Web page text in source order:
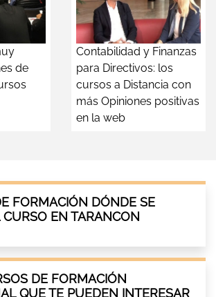
de
Contabilidad y Finanzas
para Directivos: los
cursos a Distancia con
más Opiniones positivas
en la web
FORMACIÓN DÓNDE SE
CURSO EN TARANCON
DE FORMACIÓN
QUE TE PUEDEN INTERESAR